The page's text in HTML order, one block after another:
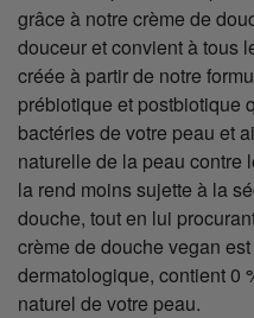
grâce à notre crème de
douceur et convient à tous
créée à partir de notre
prébiotique et postbiotique
bactéries de votre peau et
naturelle de la peau contre
la rend moins sujette à la
douche, tout en lui
crème de douche vegan
dermatologique, contient 0
naturel de votre peau.